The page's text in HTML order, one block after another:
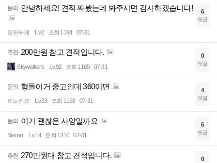
문의 안녕하세요! 견적 짜봤는데 봐주시면 감사하겠습니다!
장판싸게 Lv.2 조회 1184 07-31
6
댓글
추천 200만원 참고 견적입니다.
Skywalkers Lv.92 조회 1165 07-31
0
댓글
문의 형들이거 중고인데 360이면
피노키요 Lv.33 조회 1168 07-31
4
댓글
문의 이거 괜찮은 사양일까요
Sisoso Lv.14 조회 1310 07-31
6
댓글
추천 270만원대 참고 견적입니다. 0